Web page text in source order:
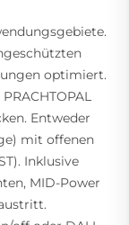
optimiert.
Entweder
mit offenen
Inklusive
MID-Power